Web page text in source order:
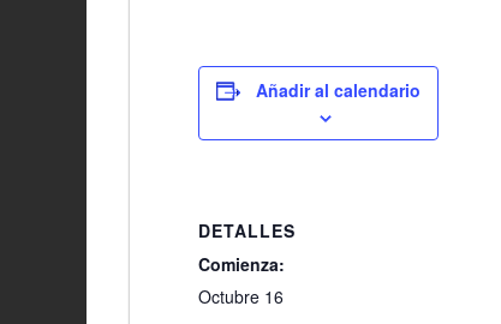
Añadir al calendario
DETALLES
Comienza:
Octubre 16